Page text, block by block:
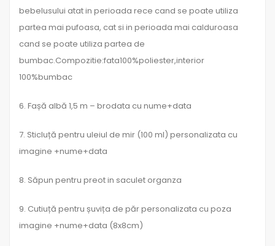
bebelusului atat in perioada rece cand se poate utiliza
partea mai pufoasa, cat si in perioada mai calduroasa
cand se poate utiliza partea de
bumbac.Compozitie:fata100%poliester,interior
100%bumbac
6. Fașă albă 1,5 m – brodata cu nume+data
7. Sticluță pentru uleiul de mir (100 ml) personalizata cu
imagine +nume+data
8. Săpun pentru preot in saculet organza
9. Cutiuță pentru șuvița de păr personalizata cu poza
imagine +nume+data (8x8cm)